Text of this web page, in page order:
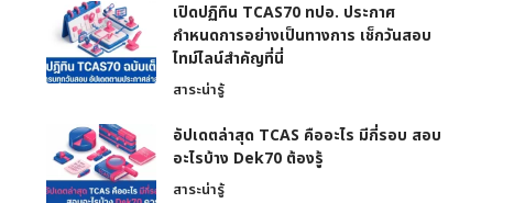
เปิดปฏิทิน TCAS70 ทปอ. ประกาศ
กำหนดการอย่างเป็นทางการ เช็กวันสอบ
ไทม์ไลน์สำคัญที่นี่
สาระน่ารู้
อัปเดตล่าสุด TCAS คืออะไร มีกี่รอบ สอบ
อะไรบ้าง Dek70 ต้องรู้
สาระน่ารู้